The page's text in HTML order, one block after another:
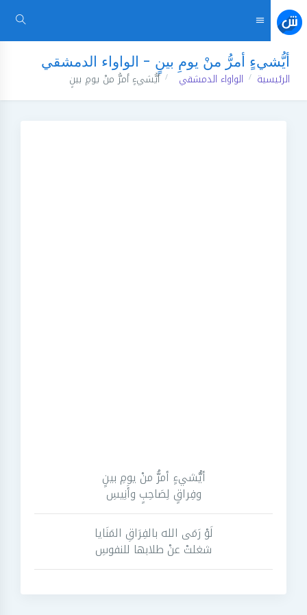
أيُّشيءٍ أمرُّ منْ يومِ بينٍ - الواواء الدمشقي
الرئيسية الواواء الدمشقي أيُّشيءٍ أمرُّ منْ يومِ بينٍ
أيُّشيءٍ أمرُّ منْ يومِ بينٍ
وفِراقٍ لِصَاحِبٍ وأَنِيسِ
لَوْ رَمَى الله بالفِرَاقِ المَنَايا
شغلتْ عنْ طلابها للنفوسِ